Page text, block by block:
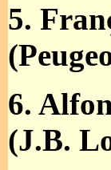
5.
6.
(J.B.